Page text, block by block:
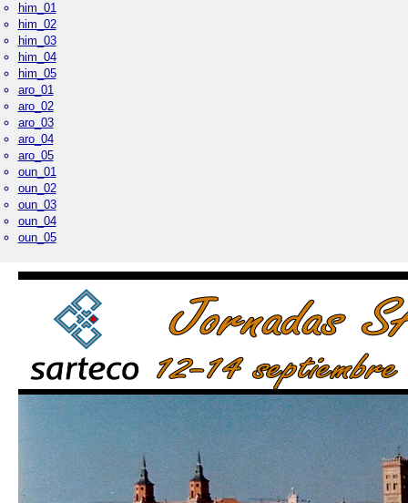
him_01
him_02
him_03
him_04
him_05
aro_01
aro_02
aro_03
aro_04
aro_05
oun_01
oun_02
oun_03
oun_04
oun_05
Palacio Real